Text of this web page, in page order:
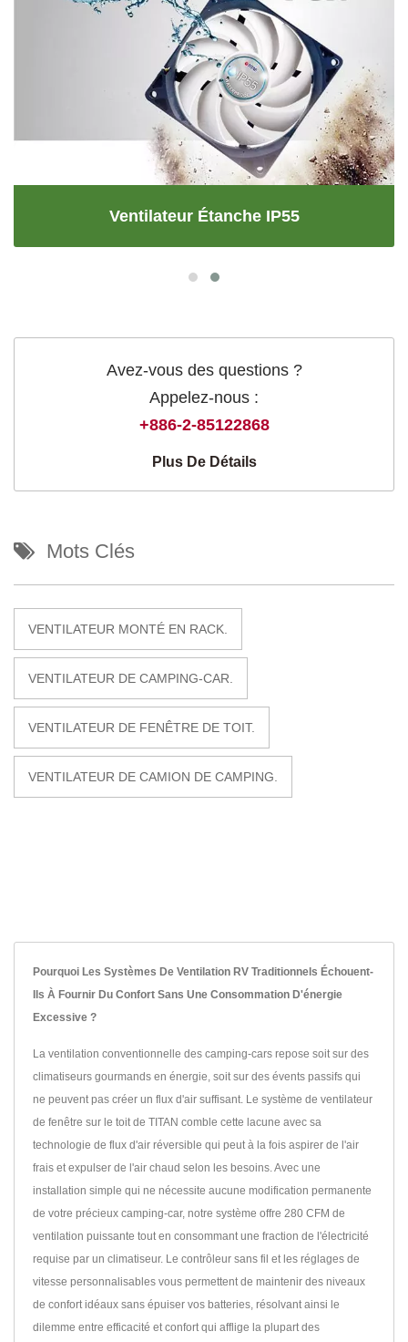
Ventilateur Étanche IP55
Avez-vous des questions ?
Appelez-nous :
+886-2-85122868
Plus De Détails
Mots Clés
VENTILATEUR MONTÉ EN RACK.
VENTILATEUR DE CAMPING-CAR.
VENTILATEUR DE FENÊTRE DE TOIT.
VENTILATEUR DE CAMION DE CAMPING.
Pourquoi Les Systèmes De Ventilation RV Traditionnels Échouent-
Ils À Fournir Du Confort Sans Une Consommation D'énergie
Excessive ?
La ventilation conventionnelle des camping-cars repose soit sur des
climatiseurs gourmands en énergie, soit sur des évents passifs qui
ne peuvent pas créer un flux d'air suffisant. Le système de ventilateur
de fenêtre sur le toit de TITAN comble cette lacune avec sa
technologie de flux d'air réversible qui peut à la fois aspirer de l'air
frais et expulser de l'air chaud selon les besoins. Avec une
installation simple qui ne nécessite aucune modification permanente
de votre précieux camping-car, notre système offre 280 CFM de
ventilation puissante tout en consommant une fraction de l'électricité
requise par un climatiseur. Le contrôleur sans fil et les réglages de
vitesse personnalisables vous permettent de maintenir des niveaux
de confort idéaux sans épuiser vos batteries, résolvant ainsi le
dilemme entre efficacité et confort qui afflige la plupart des